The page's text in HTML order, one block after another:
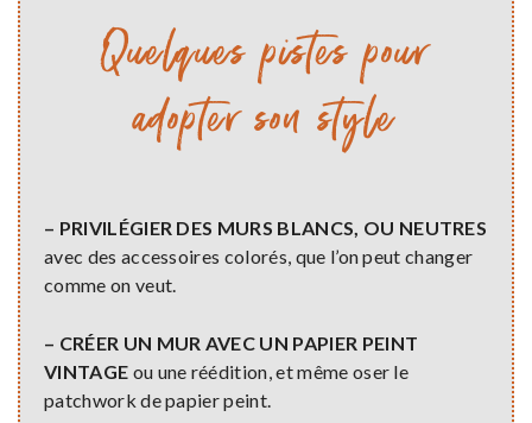
Quelques pistes pour
adopter son style
– PRIVILÉGIER DES MURS BLANCS, OU NEUTRES
avec des accessoires colorés, que l’on peut changer
comme on veut.
– CRÉER UN MUR AVEC UN PAPIER PEINT
VINTAGE ou une réédition, et même oser le
patchwork de papier peint.